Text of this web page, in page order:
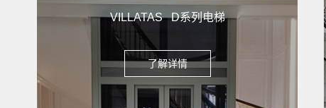
VILLATAS D系列电梯
了解详情